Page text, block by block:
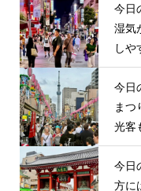
今日
湿気
しや
今日
まつ
光客
今日
方に